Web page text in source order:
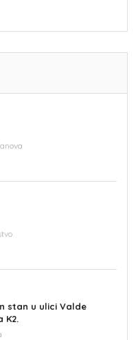
stan u ulici Valde
K2.